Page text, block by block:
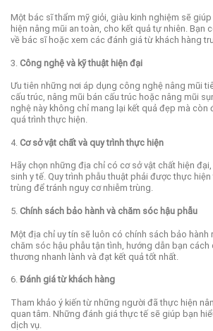
Một bác sĩ thẩm mỹ giỏi, giàu kinh nghiệm sẽ
hiện nâng mũi an toàn, cho kết quả tự nhiên. Bạn
về bác sĩ hoặc xem các đánh giá từ khách hàng
3. Công nghệ và kỹ thuật hiện đại
Ưu tiên những nơi áp dụng công nghệ nâng mũi
cấu trúc, nâng mũi bán cấu trúc hoặc nâng mũi
nghệ này không chỉ mang lại kết quả đẹp mà còn
quá trình thực hiện.
4. Cơ sở vật chất và quy trình thực hiện
Hãy chọn những địa chỉ có cơ sở vật chất hiện
sinh y tế. Quy trình phẫu thuật phải được thực
trùng để tránh nguy cơ nhiễm trùng.
5. Chính sách bảo hành và chăm sóc hậu phẫu
Một địa chỉ uy tín sẽ luôn có chính sách bảo hành
chăm sóc hậu phẫu tận tình, hướng dẫn bạn
thương nhanh lành và đạt kết quả tốt nhất.
6. Đánh giá từ khách hàng
Tham khảo ý kiến từ những người đã thực hiện
quan tâm. Những đánh giá thực tế sẽ giúp bạn
dịch vụ.